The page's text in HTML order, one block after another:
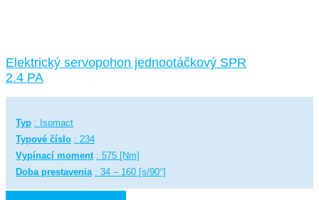
Elektrický servopohon jednootáčkový SPR
2.4 PA
Typ : Isomact
Typové číslo : 234
Vypínací moment : 575 [Nm]
Doba prestavenia : 34 – 160 [s/90°]